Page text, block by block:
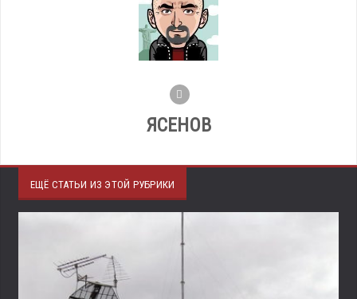
ЯСЕНОВ
ЕЩЁ СТАТЬИ ИЗ ЭТОЙ РУБРИКИ